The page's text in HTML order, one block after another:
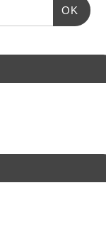
OK